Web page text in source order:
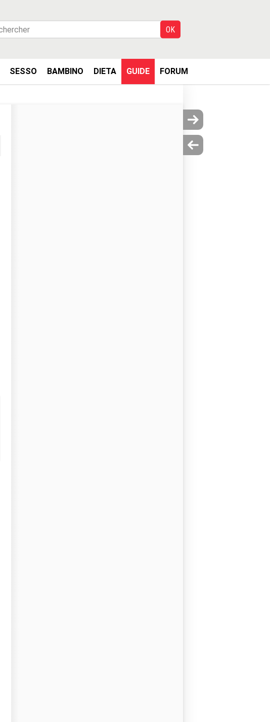
SESSO BAMBINO DIETA GUIDE FORUM